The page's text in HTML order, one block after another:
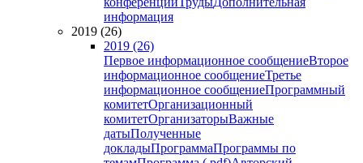
информация
2019 (26)
2019 (26)
Первое информационное сообщениеВторое
информационное сообщениеТретье
информационное сообщениеПрограммный
комитетОрганизационный
комитетОрганизаторыВажные
датыПолученные
докладыПрограммаПрограммы по